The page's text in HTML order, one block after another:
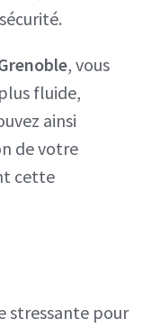
, vous
fluide,
ainsi
de votre
cette
stressante pour